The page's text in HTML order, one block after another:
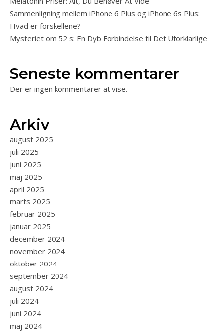
Sammenligning mellem iPhone 6 Plus og iPhone 6s Plus:
Hvad er forskellene?
Mysteriet om 52 s: En Dyb Forbindelse til Det Uforklarlige
Seneste kommentarer
Der er ingen kommentarer at vise.
Arkiv
august 2025
juli 2025
juni 2025
maj 2025
april 2025
marts 2025
februar 2025
januar 2025
december 2024
november 2024
oktober 2024
september 2024
august 2024
juli 2024
juni 2024
maj 2024